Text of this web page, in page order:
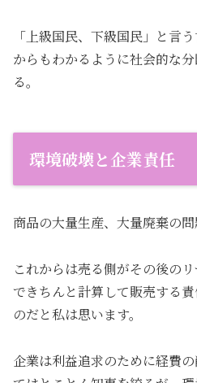
「上級国民、下級国民」と言
からもわかるように社会的な
る。
環境破壊と企業責任
商品の大量生産、大量廃棄の問
これからは売る側がその後の
できちんと計算して販売する
のだと私は思います。
企業は利益追求のために経費